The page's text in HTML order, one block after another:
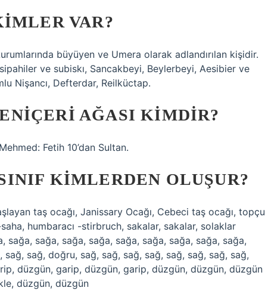
VAR?
büyüyen ve Umera olarak adlandırılan kişidir.
ve subiskı, Sancakbeyi, Beylerbeyi, Aesibier ve
Nişancı, Defterdar, Reilküctap.
AĞASI KIMDIR?
Fetih 10’dan Sultan.
KIMLERDEN OLUŞUR?
taş ocağı, Janissary Ocağı, Cebeci taş ocağı, topçu
humbaracı -stirbruch, sakalar, sakalar, solaklar
sağa, sağa, sağa, sağa, sağa, sağa, sağa, sağa,
sağ, doğru, sağ, sağ, sağ, sağ, sağ, sağ, sağ, sağ,
düzgün, garip, düzgün, garip, düzgün, düzgün, düzgün
düzgün, düzgün